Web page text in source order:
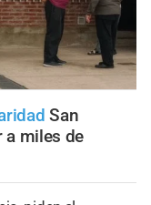
San
a miles de